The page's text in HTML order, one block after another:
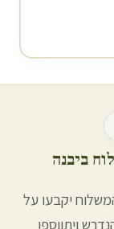
ביבנה
יקבעו על
ויתווספו